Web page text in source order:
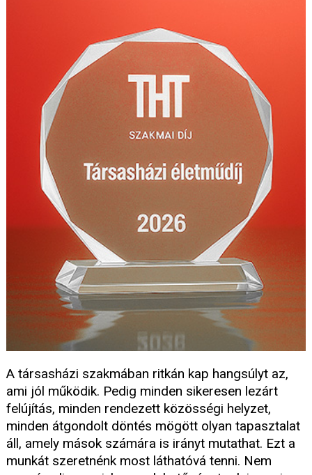
A társasházi szakmában ritkán kap hangsúlyt az,
ami jól működik. Pedig minden sikeresen lezárt
felújítás, minden rendezett közösségi helyzet,
minden átgondolt döntés mögött olyan tapasztalat
áll, amely mások számára is irányt mutathat. Ezt a
munkát szeretnénk most láthatóvá tenni. Nem